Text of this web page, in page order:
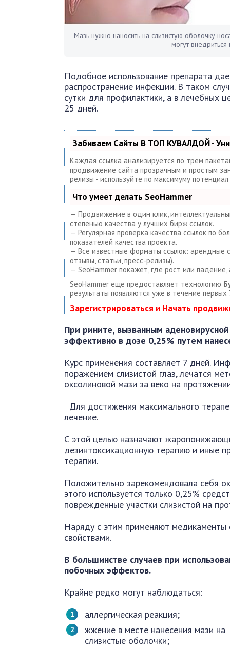
Мазь нужно наносить на слизистую оболочку
могут
Подобное использование препарата
распространение инфекции. В таком
сутки для профилактики, а в лечебных
25 дней.
Забиваем Сайты В ТОП КУВАЛДОЙ -
Каждая ссылка анализируется по трем
продвижение сайта прозрачным и простым
релизы - используйте по максимуму
Что умеет делать SeoHammer
— Продвижение в один клик,
степенью качества у лучших бирж ссылок.
— Регулярная проверка качества ссылок по
показателей качества проекта.
— Все известные форматы ссылок: арендные
отзывы, статьи, пресс-релизы).
— SeoHammer покажет, где рост или
SeoHammer еще предоставляет технологию
результаты появляются уже в течение первых
Зарегистрироваться и Начать
При рините, вызванным
эффективно в дозе 0,25% путем
Курс применения составляет 7 дней.
поражением слизистой глаз, лечатся
оксолиновой мази за веко на
Для достижения максимального
лечение.
С этой целью назначают
дезинтоксикационную терапию и иные
терапии.
Положительно зарекомендовала себя
этого используется только 0,25%
поврежденные участки слизистой на
Наряду с этим применяют
свойствами.
В большинстве случаев при
побочных эффектов.
Крайне редко могут наблюдаться:
аллергическая реакция;
жжение в месте нанесения мази на
слизистые оболочки;